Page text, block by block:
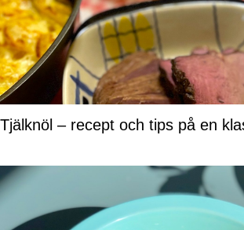
Tjälknöl – recept och tips på en